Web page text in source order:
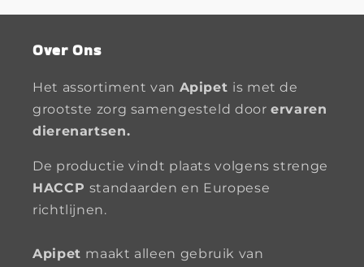
Over Ons
Het assortiment van Apipet is met de
grootste zorg samengesteld doorervaren
dierenartsen.
De productie vindt plaats volgens strenge
HACCP standaarden en Europese
richtlijnen.
Apipet maakt alleen gebruik van